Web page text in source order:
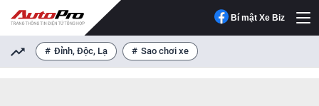
Bí mật Xe Biz
Đỉnh, Độc, Lạ Sao chơi xe